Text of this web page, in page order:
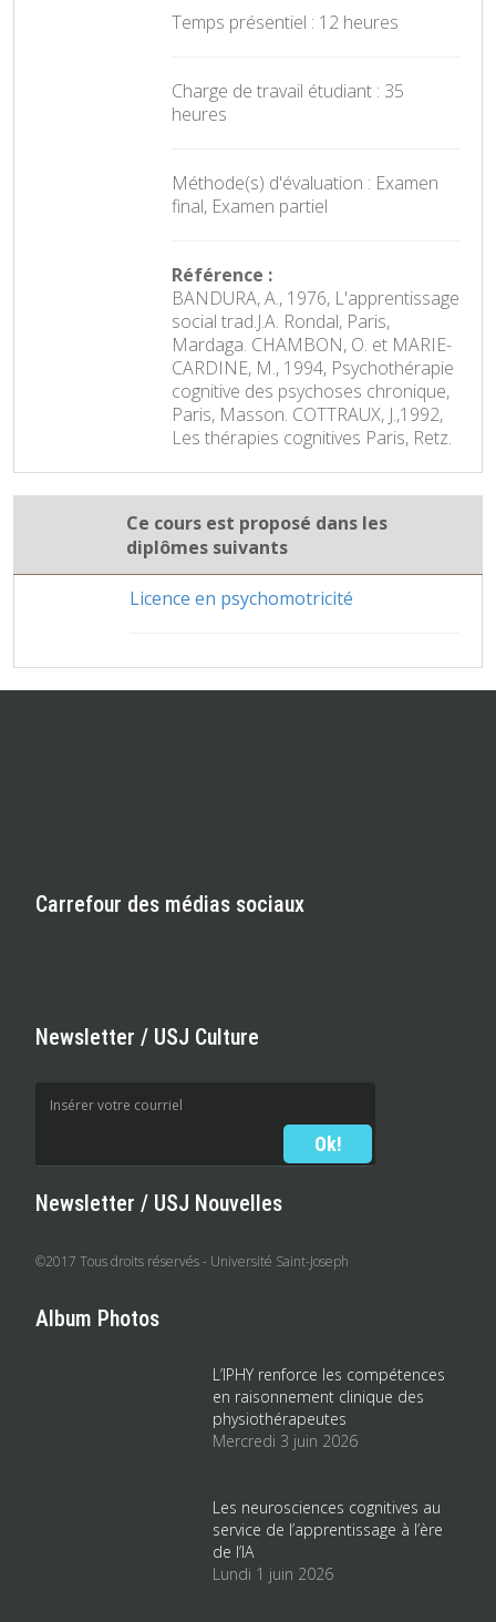
Temps présentiel : 12 heures
Charge de travail étudiant : 35
heures
Méthode(s) d'évaluation : Examen
final, Examen partiel
Référence :
BANDURA, A., 1976, L'apprentissage
social trad.J.A. Rondal, Paris,
Mardaga. CHAMBON, O. et MARIE-
CARDINE, M., 1994, Psychothérapie
cognitive des psychoses chronique,
Paris, Masson. COTTRAUX, J.,1992,
Les thérapies cognitives Paris, Retz.
Ce cours est proposé dans les
diplômes suivants
Licence en psychomotricité
Carrefour des médias sociaux
Newsletter / USJ Culture
Newsletter / USJ Nouvelles
©2017 Tous droits réservés - Université Saint-Joseph
Album Photos
L’IPHY renforce les compétences
en raisonnement clinique des
physiothérapeutes
Mercredi 3 juin 2026
Les neurosciences cognitives au
service de l’apprentissage à l’ère
de l’IA
Lundi 1 juin 2026